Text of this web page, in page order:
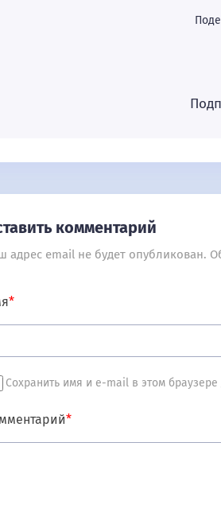
комментарий
адрес email не будет опубликован.
*
Сохранить имя и e-mail в этом
*